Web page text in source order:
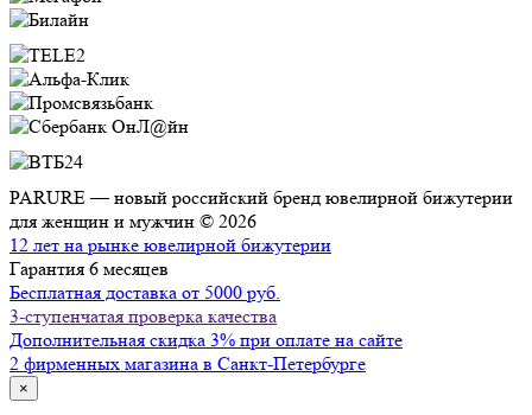
PARURE — новый российский бренд ювелирной бижутерии
для женщин и мужчин © 2026
12 лет на рынке ювелирной бижутерии
Гарантия 6 месяцев
Бесплатная доставка от 5000 руб.
3-ступенчатая проверка качества
Дополнительная скидка 3% при оплате на сайте
2 фирменных магазина в Санкт-Петербурге
×